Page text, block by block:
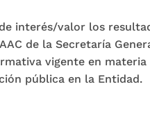
interés/valor los
de la Secretaría
vigente en
pública en la Entidad.